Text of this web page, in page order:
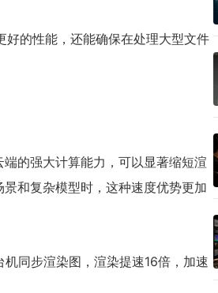
好的性能，还能确保在处理大型文件
的强大计算能力，可以显著缩短渲
和复杂模型时，这种速度优势更加
同步渲染图，渲染提速16倍，加速